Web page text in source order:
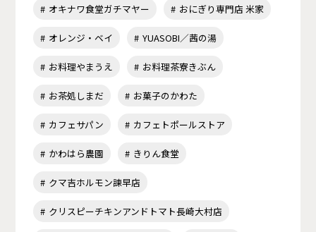
オキナワ食堂ガチマヤー おにぎり専門店 米家
オレンジ・ベイ YUASOBI／茜の湯
お料理やまうえ お料理茶寮きぶん
お茶処しまだ お菓子のかわた
カフェサパン カフェトポールストア
かわはら農園 きりん食堂
クマ吉ホルモン諫早店
クリスピーチキンアンドトマト長崎大村店